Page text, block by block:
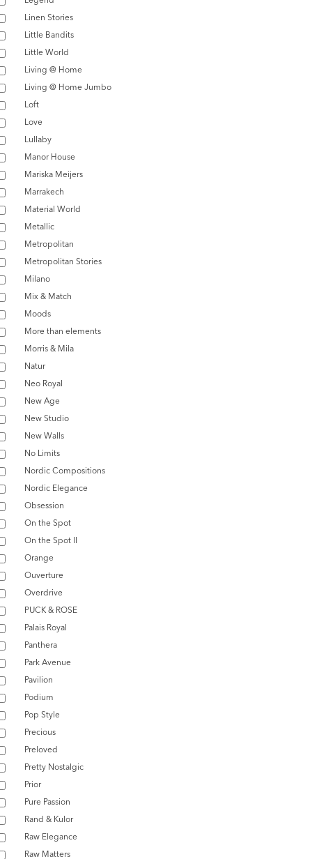
Linen Stories
Little Bandits
Little World
Living @ Home
Living @ Home Jumbo
Loft
Love
Lullaby
Manor House
Mariska Meijers
Marrakech
Material World
Metallic
Metropolitan
Metropolitan Stories
Milano
Mix & Match
Moods
More than elements
Morris & Mila
Natur
Neo Royal
New Age
New Studio
New Walls
No Limits
Nordic Compositions
Nordic Elegance
Obsession
On the Spot
On the Spot II
Orange
Ouverture
Overdrive
PUCK & ROSE
Palais Royal
Panthera
Park Avenue
Pavilion
Podium
Pop Style
Precious
Preloved
Pretty Nostalgic
Prior
Pure Passion
Rand & Kulor
Raw Elegance
Raw Matters